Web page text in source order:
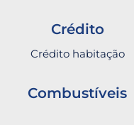
Crédito
Crédito habitação
Combustíveis